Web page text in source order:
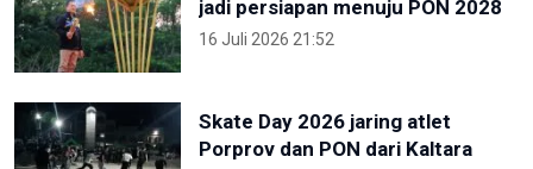
jadi persiapan menuju PON 2028
16 Juli 2026 21:52
Skate Day 2026 jaring atlet
Porprov dan PON dari Kaltara